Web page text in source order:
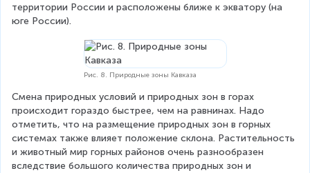
территории России и расположены ближе к экватору (на
юге России).
Рис. 8. Природные зоны Кавказа
Смена природных условий и природных зон в горах
происходит гораздо быстрее, чем на равнинах. Надо
отметить, что на размещение природных зон в горных
системах также влияет положение склона. Растительность
и животный мир горных районов очень разнообразен
вследствие большого количества природных зон и